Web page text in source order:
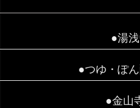
●湯
●つゆ・ぽ
●金山